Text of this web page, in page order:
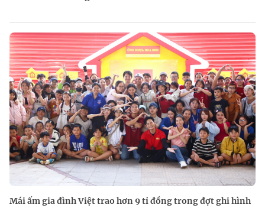
Mái ấm gia đình Việt trao hơn 9 tỉ đồng trong đợt ghi hình